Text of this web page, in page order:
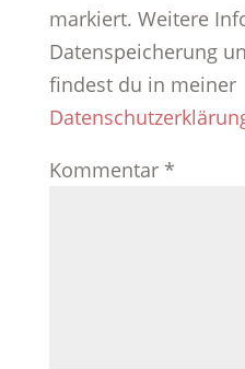
markiert. Weitere
Datenspeicherung
findest du in meiner
Kommentar *